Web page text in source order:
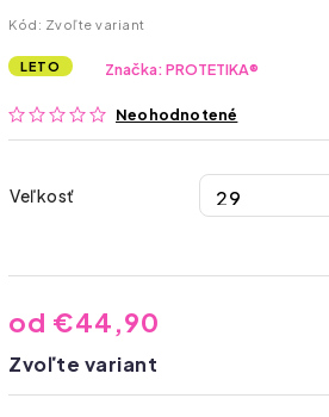
Kód: Zvoľte variant
LETO
Neohodnotené
Značka:PROTETIKA®
Veľkosť
od €44,90
Zvoľte variant